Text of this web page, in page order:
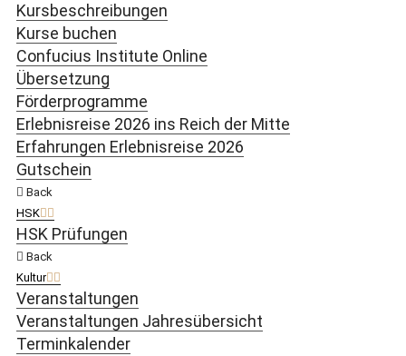
Kursbeschreibungen
Kurse buchen
Confucius Institute Online
Übersetzung
Förderprogramme
Erlebnisreise 2026 ins Reich der Mitte
Erfahrungen Erlebnisreise 2026
Gutschein
Back
HSK
HSK Prüfungen
Back
Kultur
Veranstaltungen
Veranstaltungen Jahresübersicht
Terminkalender